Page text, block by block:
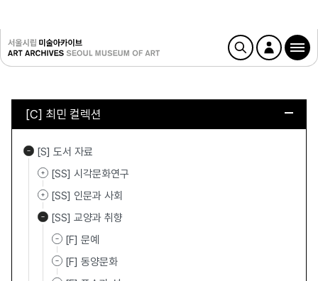
[C] 최민 컬렉션
[S] 도서 자료
[SS] 시각문화연구
[SS] 인문과 사회
[SS] 교양과 취향
[F] 문예
[F] 동양문화